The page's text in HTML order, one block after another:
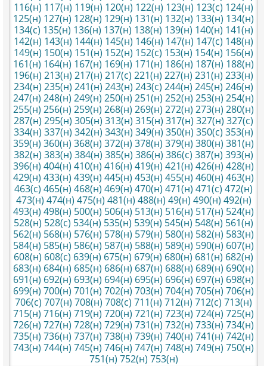
116(н) 117(н) 119(н) 120(н) 122(н) 123(н) 123(с) 124(н)
125(н) 127(н) 128(н) 129(н) 131(н) 132(н) 133(н) 134(н)
134(с) 135(н) 136(н) 137(н) 138(н) 139(н) 140(н) 141(н)
142(н) 143(н) 144(н) 145(н) 146(н) 147(н) 147(с) 148(н)
149(н) 150(н) 151(н) 152(н) 152(с) 153(н) 154(н) 156(н)
161(н) 164(н) 167(н) 169(н) 171(н) 186(н) 187(н) 188(н)
196(н) 213(н) 217(н) 217(с) 221(н) 227(н) 231(н) 233(н)
234(н) 235(н) 241(н) 243(н) 243(с) 244(н) 245(н) 246(н)
247(н) 248(н) 249(н) 250(н) 251(н) 252(н) 253(н) 254(н)
255(н) 256(н) 259(н) 268(н) 269(н) 272(н) 273(н) 280(н)
287(н) 295(н) 305(н) 313(н) 315(н) 317(н) 327(н) 327(с)
334(н) 337(н) 342(н) 343(н) 349(н) 350(н) 350(с) 353(н)
359(н) 360(н) 368(н) 372(н) 378(н) 379(н) 380(н) 381(н)
382(н) 383(н) 384(н) 385(н) 386(н) 386(с) 387(н) 393(н)
396(н) 404(н) 410(н) 416(н) 419(н) 421(н) 426(н) 428(н)
429(н) 433(н) 439(н) 445(н) 453(н) 455(н) 460(н) 463(н)
463(с) 465(н) 468(н) 469(н) 470(н) 471(н) 471(с) 472(н)
473(н) 474(н) 475(н) 481(н) 488(н) 49(н) 490(н) 492(н)
493(н) 498(н) 500(н) 506(н) 513(н) 516(н) 517(н) 524(н)
528(н) 528(с) 534(н) 535(н) 539(н) 545(н) 548(н) 561(н)
562(н) 568(н) 576(н) 578(н) 579(н) 580(н) 582(н) 583(н)
584(н) 585(н) 586(н) 587(н) 588(н) 589(н) 590(н) 607(н)
608(н) 608(с) 639(н) 675(н) 679(н) 680(н) 681(н) 682(н)
683(н) 684(н) 685(н) 686(н) 687(н) 688(н) 689(н) 690(н)
691(н) 692(н) 693(н) 694(н) 695(н) 696(н) 697(н) 698(н)
699(н) 700(н) 701(н) 702(н) 703(н) 704(н) 705(н) 706(н)
706(с) 707(н) 708(н) 708(с) 711(н) 712(н) 712(с) 713(н)
715(н) 716(н) 719(н) 720(н) 721(н) 723(н) 724(н) 725(н)
726(н) 727(н) 728(н) 729(н) 731(н) 732(н) 733(н) 734(н)
735(н) 736(н) 737(н) 738(н) 739(н) 740(н) 741(н) 742(н)
743(н) 744(н) 745(н) 746(н) 747(н) 748(н) 749(н) 750(н)
751(н) 752(н) 753(н)